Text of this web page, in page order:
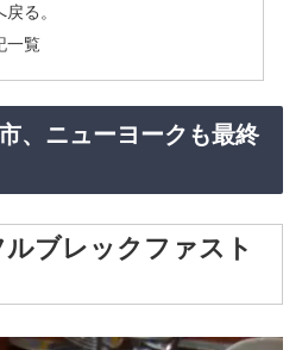
る。
一覧
、ニューヨークも最終
ブレックファスト